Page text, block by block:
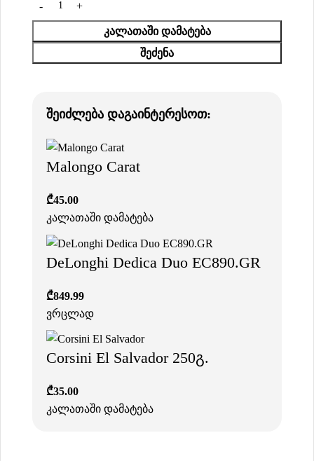
ᲙᲐᲚᲐᲗᲐᲨᲘ ᲓᲐᲛᲐᲢᲔᲑᲐ
ᲨᲔᲫᲔᲜᲐ
შეიძლება დაგაინტერესოთ:
Malongo Carat
₾45.00
კალათაში დამატება
DeLonghi Dedica Duo EC890.GR
₾849.99
ვრცლად
Corsini El Salvador 250გ.
₾35.00
კალათაში დამატება